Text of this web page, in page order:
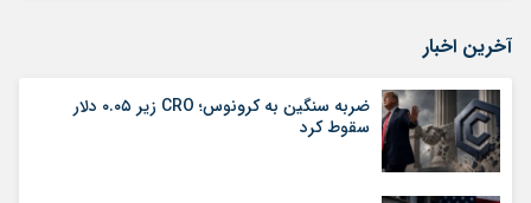
آخرین اخبار
ضربه سنگین به کرونوس؛ CRO زیر ۰.۰۵ دلار
سقوط کرد